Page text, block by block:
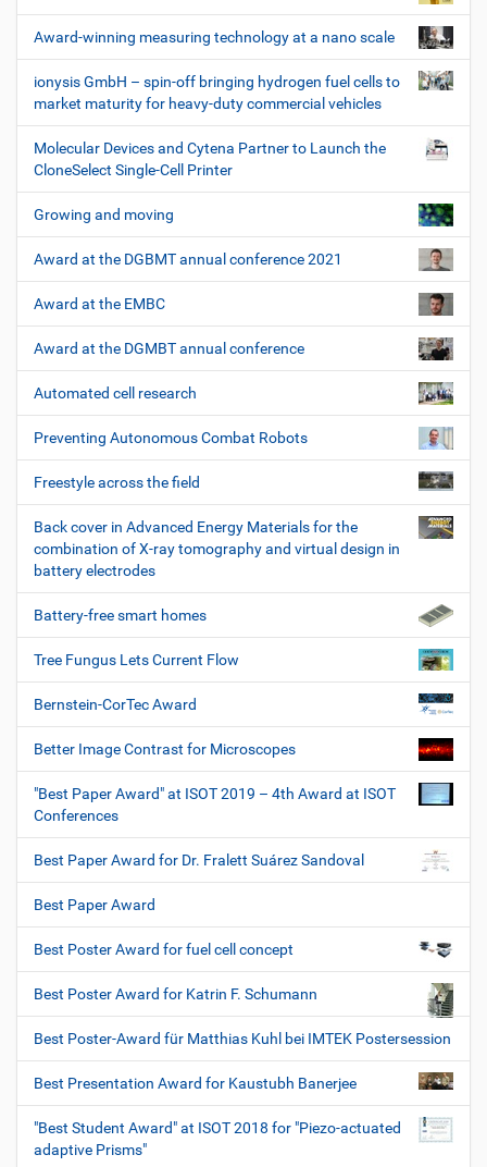
Award-winning measuring technology at a nano scale
ionysis GmbH – spin-off bringing hydrogen fuel cells to
market maturity for heavy-duty commercial vehicles
Molecular Devices and Cytena Partner to Launch the
CloneSelect Single-Cell Printer
Growing and moving
Award at the DGBMT annual conference 2021
Award at the EMBC
Award at the DGMBT annual conference
Automated cell research
Preventing Autonomous Combat Robots
Freestyle across the field
Back cover in Advanced Energy Materials for the
combination of X-ray tomography and virtual design in
battery electrodes
Battery-free smart homes
Tree Fungus Lets Current Flow
Bernstein-CorTec Award
Better Image Contrast for Microscopes
"Best Paper Award" at ISOT 2019 – 4th Award at ISOT
Conferences
Best Paper Award for Dr. Fralett Suárez Sandoval
Best Paper Award
Best Poster Award for fuel cell concept
Best Poster Award for Katrin F. Schumann
Best Poster-Award für Matthias Kuhl bei IMTEK Postersession
Best Presentation Award for Kaustubh Banerjee
"Best Student Award" at ISOT 2018 for "Piezo-actuated
adaptive Prisms"